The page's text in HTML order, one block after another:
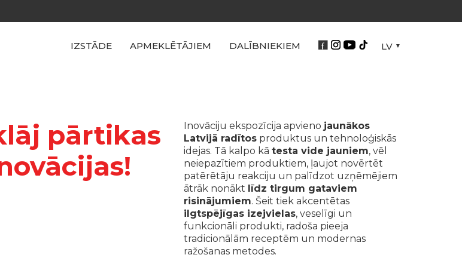
IZSTĀDE APMEKLĒTĀJIEM DALĪBNIEKIEM LV
pārtikas
Inovāciju ekspozīcija apvieno jaunākos
Latvijā radītosproduktus un tehnoloģiskās
idejas. Tā kalpo kā testa vide jauniem, vēl
neiepazītiem produktiem, ļaujot novērtēt
patērētāju reakciju un palīdzot uzņēmējiem
ātrāk nonākt līdz tirgum gataviem
risinājumiem. Šeit tiek akcentētas
ilgtspējīgas izejvielas, veselīgi un
funkcionāli produkti, radoša pieeja
tradicionālām receptēm un modernas
ražošanas metodes.